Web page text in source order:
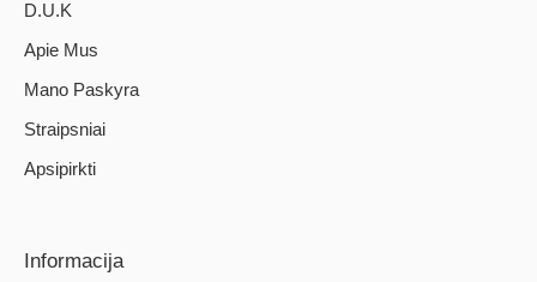
D.U.K
Apie Mus
Mano Paskyra
Straipsniai
Apsipirkti
Informacija